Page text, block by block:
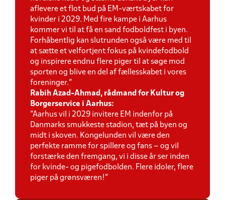
aflevere et flot bud på EM-værtskabet for
kvinder i 2029. Med fire kampe i Aarhus
kommer vi til at få en sand fodboldfest i byen.
Forhåbentlig kan slutrunden også være med til
at sætte et velfortjent fokus på kvindefodbold
og inspirere endnu flere piger til at søge mod
sporten og blive en del af fællesskabet i vores
foreninger."
Rabih Azad-Ahmad, rådmand for Kultur og
Borgerservice i Aarhus:
”Aarhus vil i 2029 invitere EM indenfor på
Danmarks smukkeste stadion, tæt på byen og
midt i skoven. Kongelunden vil være den
perfekte ramme for spillere og fans – og vil
forstærke den fremgang, vi i disse år ser inden
for kvinde- og pigefodbolden. Flere idoler, flere
piger på grønsværen!”